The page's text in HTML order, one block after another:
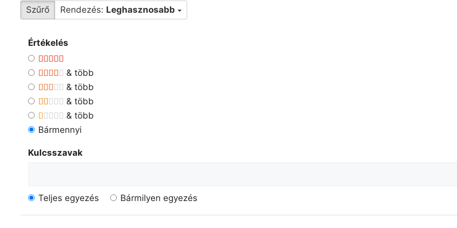
Szűrő Rendezés: Leghasznosabb
Értékelés
& több
& több
& több
& több
Bármennyi
Kulcsszavak
Teljes egyezés Bármilyen egyezés